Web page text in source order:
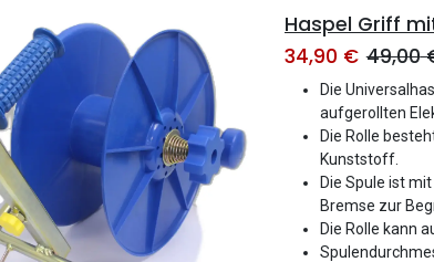
34,90 € 49,00
Die
aufgerollten
Die Rolle
Kunststoff.
Die Spule ist
Bremse zur
Die Rolle kann